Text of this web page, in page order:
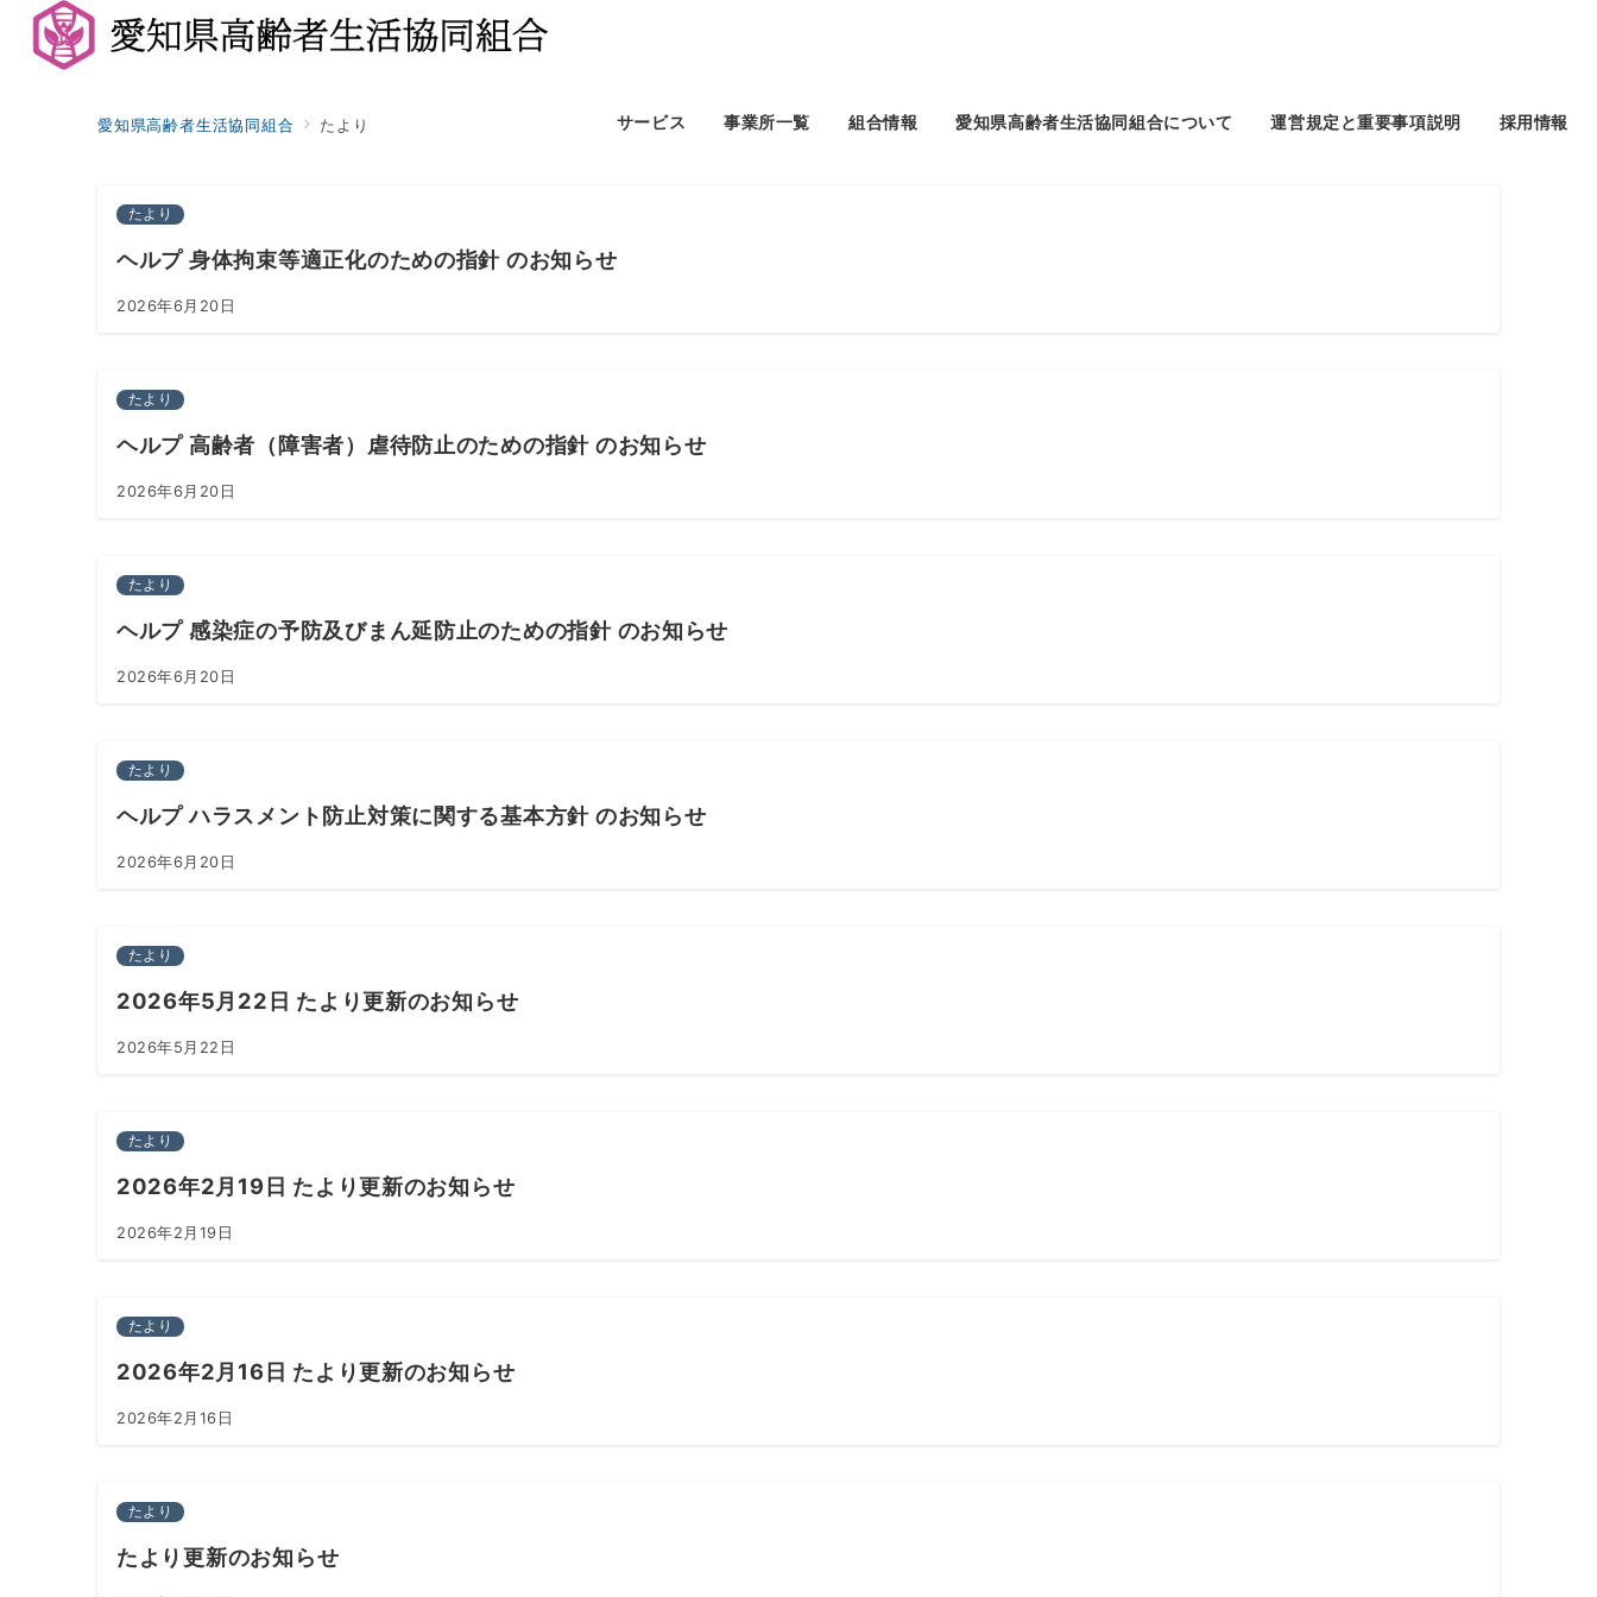
サービス 事業所一覧 組合情報 愛知県高齢者生活協同組合について 運営規定と重要事項説明 採用情報
愛知県高齢者生活協同組合 たより
たより
ヘルプ 身体拘束等適正化のための指針 のお知らせ
2026年6月20日
たより
ヘルプ 高齢者（障害者）虐待防止のための指針 のお知らせ
2026年6月20日
たより
ヘルプ 感染症の予防及びまん延防止のための指針 のお知らせ
2026年6月20日
たより
ヘルプ ハラスメント防止対策に関する基本方針 のお知らせ
2026年6月20日
たより
2026年5月22日 たより更新のお知らせ
2026年5月22日
たより
2026年2月19日 たより更新のお知らせ
2026年2月19日
たより
2026年2月16日 たより更新のお知らせ
2026年2月16日
たより
たより更新のお知らせ